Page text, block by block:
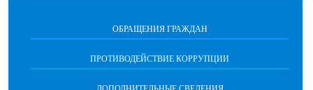
ОБРАЩЕНИЯ ГРАЖДАН
ПРОТИВОДЕЙСТВИЕ КОРРУПЦИИ